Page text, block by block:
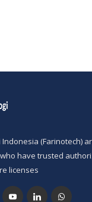
Indonesia (Farinotech)
have trusted
licenses